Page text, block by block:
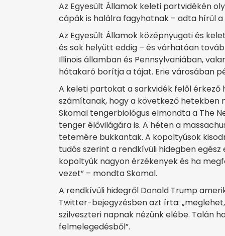
Az Egyesült Államok keleti partvidékén
cápák is halálra fagyhatnak – adta hírül
Az Egyesült Államok középnyugati és
és sok helyütt eddig – és várhatóan
Illinois államban és Pennsylvaniában,
hótakaró borítja a tájat. Erie városában
A keleti partokat a sarkvidék felől
számítanak, hogy a következő hetekben
Skomal tengerbiológus elmondta a The
tenger élővilágára is. A héten a
tetemére bukkantak. A kopoltyúsok
tudós szerint a rendkívüli hidegben
kopoltyúk nagyon érzékenyek és ha
vezet” – mondta Skomal.
A rendkívüli hidegről Donald Trump
Twitter-bejegyzésben azt írta:
szilveszteri napnak nézünk elébe. Talán
felmelegedésből”.